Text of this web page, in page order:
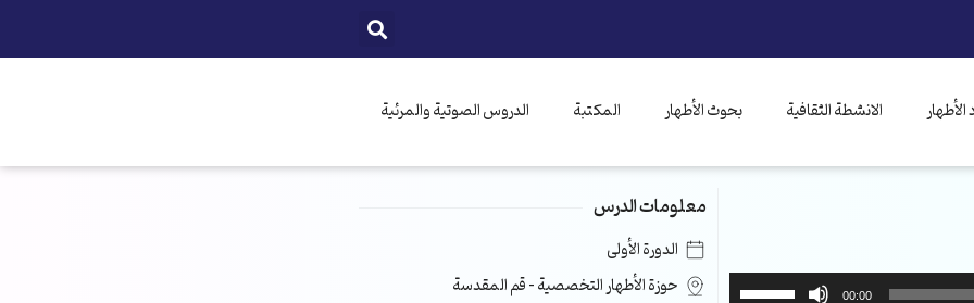
الانشطة الثقافية بحوث الأطهار المكتبة الدروس الصوتية والمرئية
00:00
استخدم
معلومات الدرس
الدورة الأولى
حوزة الأطهار التخصصية – قم المقدسة